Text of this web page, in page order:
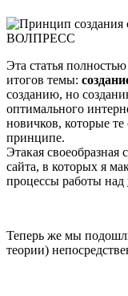
Эта статья
итогов темы:
созданию, но
оптимального
новичков, которые
принципе.
Этакая своеобразная
сайта, в которых я
процессы работы над
Теперь же мы
теории)